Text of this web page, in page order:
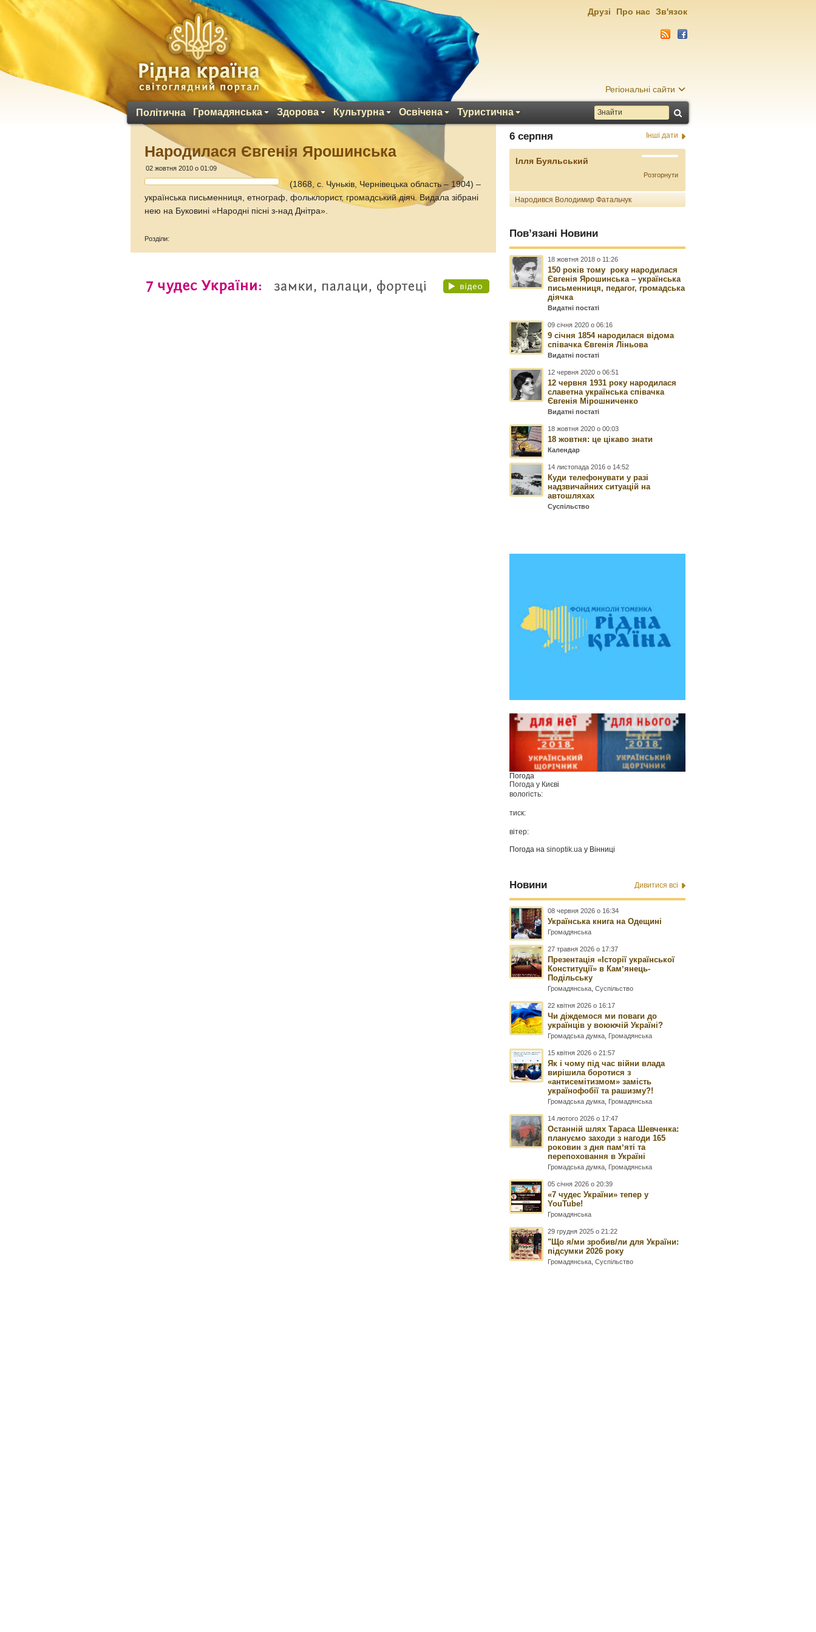
Регіональні сайти
Політична Громадянська Здорова Культурна Освічена Туристична
Друзі Про нас Зв'язок
Народилася Євгенія Ярошинська
02 жовтня 2010 о 01:09
(1868, с. Чуньків, Чернівецька область – 1904) –
українська письменниця, етнограф, фольклорист, громадський діяч. Видала зібрані
нею на Буковині «Народні пісні з-над Днітра».
Розділи:
6 серпня Інші дати
Ілля Буяльський
Розгорнути
Народився Володимир Фатальчук
Пов’язані Новини
18 жовтня 2018 о 11:26
150 років тому року народилася
Євгенія Ярошинська – українська
письменниця, педагог, громадська
діячка
Видатні постаті
09 січня 2020 о 06:16
9 січня 1854 народилася відома
співачка Євгенія Ліньова
Видатні постаті
12 червня 2020 о 06:51
12 червня 1931 року народилася
славетна українська співачка
Євгенія Мірошниченко
Видатні постаті
18 жовтня 2020 о 00:03
18 жовтня: це цікаво знати
Календар
14 листопада 2016 о 14:52
Куди телефонувати у разі
надзвичайних ситуацій на
автошляхах
Суспільство
Погода
Погода у Києві
вологість:
тиск:
вітер:
Погода наsinoptik.ua у Вінниці
Новини Дивитися всі
08 червня 2026 о 16:34
Українська книга на Одещині
Громадянська
27 травня 2026 о 17:37
Презентація «Історії української
Конституції» в Камʼянець-
Подільську
Громадянська ,Суспільство
22 квітня 2026 о 16:17
Чи діждемося ми поваги до
українців у воюючій Україні?
Громадська думка Громадянська
15 квітня 2026 о 21:57
Як і чому під час війни влада
вирішила боротися з
«антисемітизмом» замість
українофобії та рашизму?!
Громадська думка Громадянська
14 лютого 2026 о 17:47
Останній шлях Тараса Шевченка:
плануємо заходи з нагоди 165
роковин з дня памʼяті та
перепоховання в Україні
Громадська думка Громадянська
05 січня 2026 о 20:39
«7 чудес України» тепер у
YouTube!
Громадянська
29 грудня 2025 о 21:22
"Що я/ми зробив/ли для України:
підсумки 2026 року
Громадянська ,Суспільство